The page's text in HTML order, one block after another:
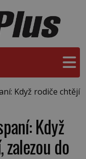
Když rodiče chtějí
Když
do